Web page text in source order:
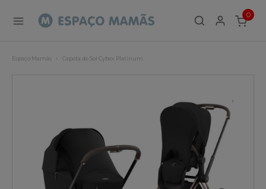
0
ITEMS
Espaço Mamãs Capota de Sol Cybex Platinum